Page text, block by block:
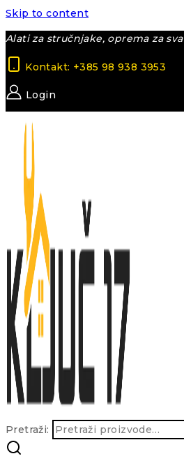
Skip to content
Alati za stručnjake, oprema za
Kontakt: +385 98 938 3953
Login
Pretraži: